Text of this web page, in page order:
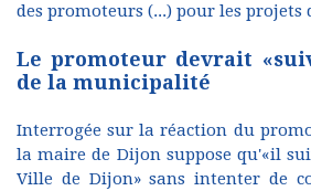
des promoteurs (...) pour les projets
Le promoteur devrait
de la municipalité
Interrogée sur la réaction du
la maire de Dijon suppose qu'«il
Ville de Dijon» sans intenter de